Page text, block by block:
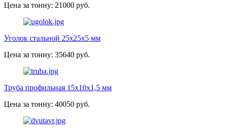
Цена за тонну: 21000 руб.
Уголок стальной 25х25х5 мм
Цена за тонну: 35640 руб.
Труба профильная 15х10х1,5 мм
Цена за тонну: 40050 руб.